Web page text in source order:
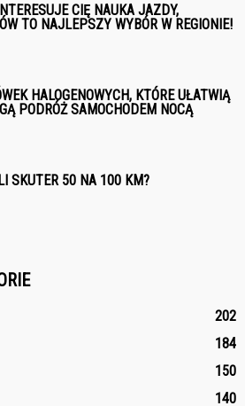
CIĘ NAUKA JAZDY,
TO NAJLEPSZY WYBÓR W REGIONIE!
HALOGENOWYCH, KTÓRE UŁATWIĄ
PODRÓŻ SAMOCHODEM NOCĄ
SKUTER 50 NA 100 KM?
202
184
150
140